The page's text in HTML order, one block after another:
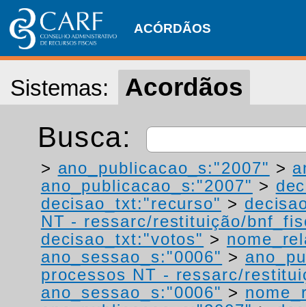
ACÓRDÃOS
Sistemas: Acordãos
Busca:
> ano_publicacao_s:"2007" >
ano_publicacao_s:"2007" >
decisao_txt:"recurso" >
NT - ressarc/restituição/
decisao_txt:"votos" >
ano_sessao_s:"0006" >
processos NT - ressarc/
ano_sessao_s:"0006" >